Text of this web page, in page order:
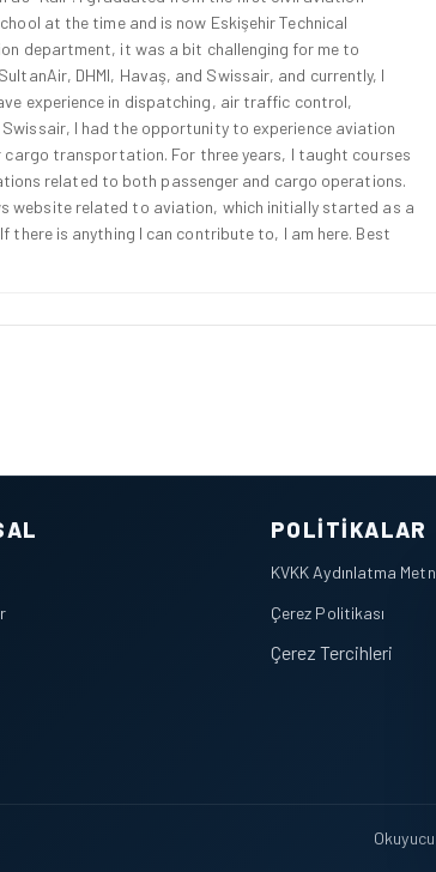
at the time and is now Eskişehir Technical
department, it was a bit challenging for me to
DHMI, Havaş, and Swissair, and currently, I
experience in dispatching, air traffic control,
I had the opportunity to experience aviation
cargo transportation. For three years, I taught courses
related to both passenger and cargo operations.
website related to aviation, which initially started as a
there is anything I can contribute to, I am here. Best
POLITIKALAR
KVKK Aydınlatma
Çerez Politikası
Çerez Tercihleri